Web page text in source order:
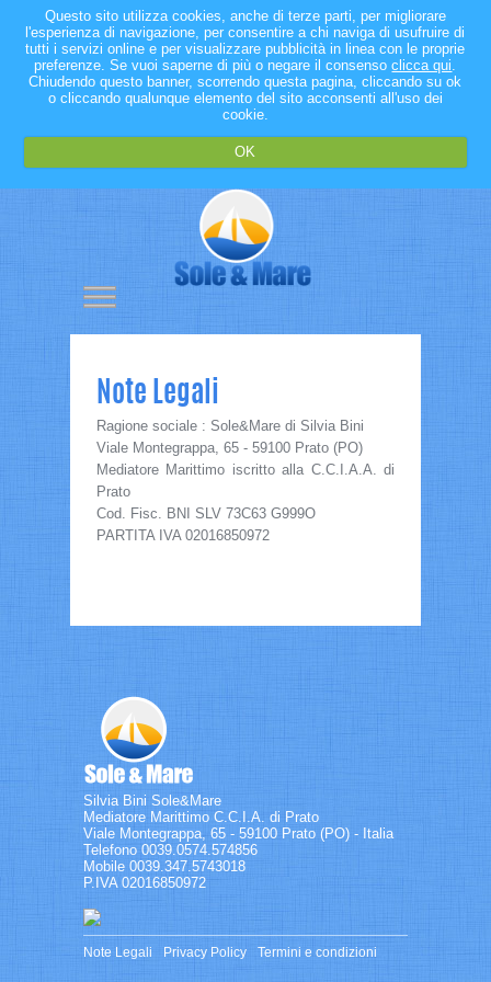
Questo sito utilizza cookies, anche di terze parti, per migliorare
l'esperienza di navigazione, per consentire a chi naviga di usufruire di
tutti i servizi online e per visualizzare pubblicità in linea con le proprie
preferenze. Se vuoi saperne di più o negare il consensoclicca qui
Chiudendo questo banner, scorrendo questa pagina, cliccando su ok
o cliccando qualunque elemento del sito acconsenti all'uso dei
cookie.
OK
Note Legali
Ragione sociale : Sole&Mare di Silvia Bini
Viale Montegrappa, 65 - 59100 Prato (PO)
Mediatore Marittimo iscritto alla C.C.I.A.A. di
Prato
Cod. Fisc. BNI SLV 73C63 G999O
PARTITA IVA 02016850972
Silvia Bini Sole&Mare
Mediatore Marittimo C.C.I.A. di Prato
Viale Montegrappa, 65 - 59100 Prato (PO) - Italia
Telefono 0039.0574.574856
Mobile 0039.347.5743018
P.IVA 02016850972
Note Legali Privacy Policy Termini e condizioni